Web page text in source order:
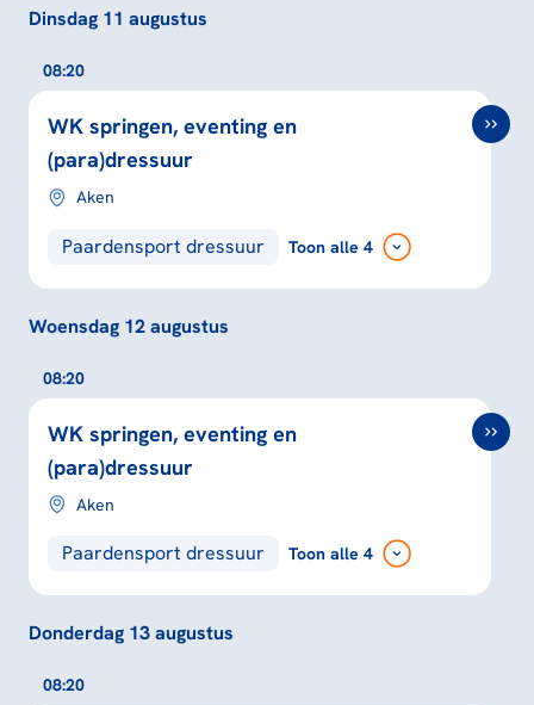
Dinsdag 11 augustus
08:20
WK springen, eventing en
(para)dressuur
Aken
Paardensport dressuur Toon alle 4
Woensdag 12 augustus
08:20
WK springen, eventing en
(para)dressuur
Aken
Paardensport dressuur Toon alle 4
Donderdag 13 augustus
08:20